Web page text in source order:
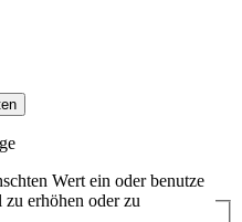
Wert ein oder benutze
erhöhen oder zu